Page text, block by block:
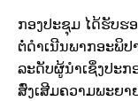
ກອງປະຊຸມ ໄດ້ຮັບຮ
ຕໍ່ດໍາເນີນພາກອະພິປ
ລະດັບຜູ້ນໍາເຊິ່ງປະ
ສົ່ງເສີມຄວາມພະຍ